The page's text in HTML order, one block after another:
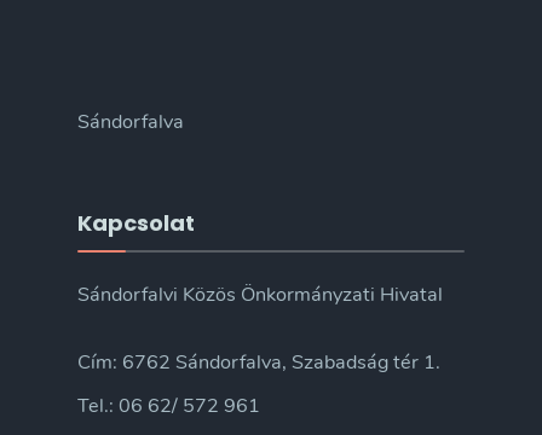
Sándorfalva
Kapcsolat
Sándorfalvi Közös Önkormányzati Hivatal
Cím: 6762 Sándorfalva, Szabadság tér 1.
Tel.: 06 62/ 572 961